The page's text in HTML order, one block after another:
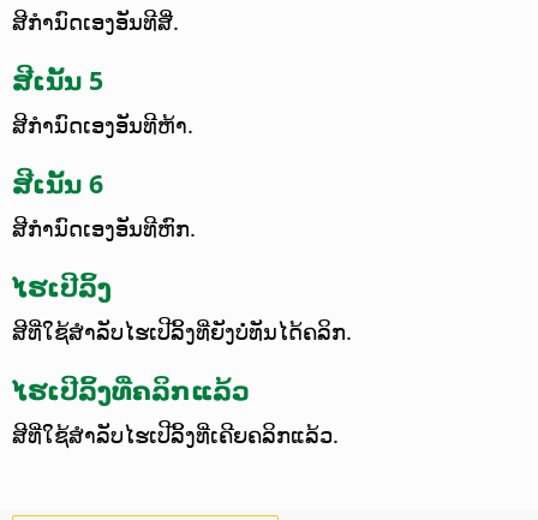
ສີກຳນົດເອງອັນທີສີ່.
ສີເນັ້ນ 5
ສີກຳນົດເອງອັນທີຫ້າ.
ສີເນັ້ນ 6
ສີກຳນົດເອງອັນທີຫົກ.
ໄຮເປີລິ້ງ
ສີທີ່ໃຊ້ສຳລັບໄຮເປີລິ້ງທີ່ຍັງບໍ່ທັນໄດ້ຄລິກ.
ໄຮເປີລິ້ງທີ່ຄລິກແລ້ວ
ສີທີ່ໃຊ້ສຳລັບໄຮເປີລິ້ງທີ່ເຄີຍຄລິກແລ້ວ.